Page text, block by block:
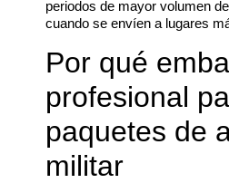
periodos de mayor volumen
cuando se envíen a lugares
Por qué
profesional
paquetes de
militar